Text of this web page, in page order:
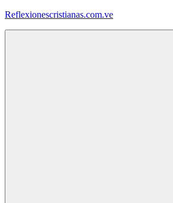
Saltar
Reflexionescristianas.com.ve